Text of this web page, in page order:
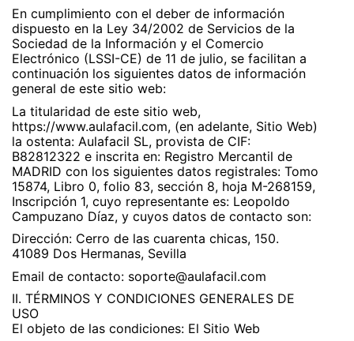
En cumplimiento con el deber de información
dispuesto en la Ley 34/2002 de Servicios de la
Sociedad de la Información y el Comercio
Electrónico (LSSI-CE) de 11 de julio, se facilitan a
continuación los siguientes datos de información
general de este sitio web:
La titularidad de este sitio web,
https://www.aulafacil.com, (en adelante, Sitio Web)
la ostenta: Aulafacil SL, provista de CIF:
B82812322 e inscrita en: Registro Mercantil de
MADRID con los siguientes datos registrales: Tomo
15874, Libro 0, folio 83, sección 8, hoja M-268159,
Inscripción 1, cuyo representante es: Leopoldo
Campuzano Díaz, y cuyos datos de contacto son:
Dirección: Cerro de las cuarenta chicas, 150.
41089 Dos Hermanas, Sevilla
Email de contacto: soporte@aulafacil.com
II. TÉRMINOS Y CONDICIONES GENERALES DE
USO
El objeto de las condiciones: El Sitio Web